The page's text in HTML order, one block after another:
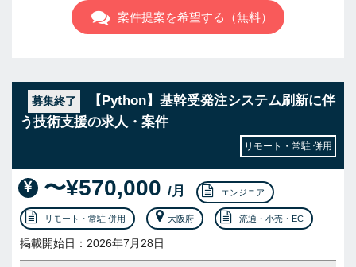
案件提案を希望する（無料）
募集終了
【Python】基幹受発注システム刷新に伴
う技術支援の求人・案件
リモート・常駐 併用
〜¥570,000 /月 エンジニア
リモート・常駐 併用 大阪府 流通・小売・EC
掲載開始日：2026年7月28日